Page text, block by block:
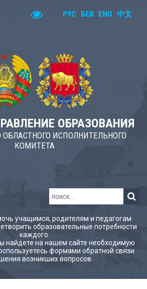
РУС БЕЛ ENG 中文
ОБРАЗОВАНИЯ
ОБЛАСТНОГО ИСПОЛНИТЕЛЬНОГО
КОМИТЕТА
учащимся, родителям и педагогам
образовательные потребности
каждого.
найдете на нашем сайте необходимую
формами обратной связи
возникших вопросов.